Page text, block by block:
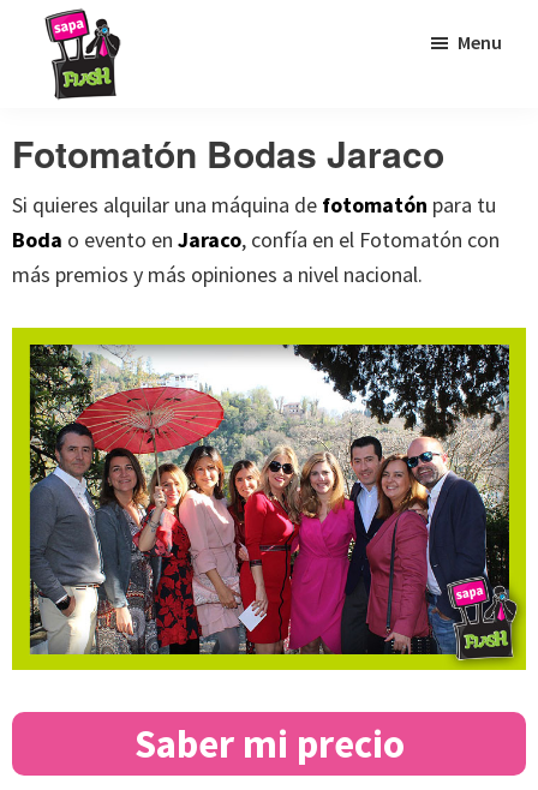
Saltar
principal
Saltar
contenido
Saltar
página
para
Menu
Fotomatón Bodas Jaraco
Si quieres alquilar una máquina de fotomatón para tu
Boda o evento en Jaraco, confía en el Fotomatón con
más premios y más opiniones a nivel nacional.
Saber mi precio